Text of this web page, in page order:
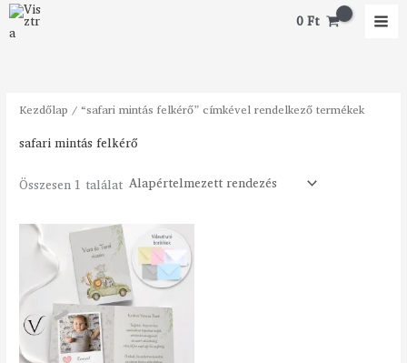
Skip
to
0Ft
MM
Kezdőlap / “safari mintás felkérő” címkével rendelkező termékek
safari mintás felkérő
Összesen 1 találat